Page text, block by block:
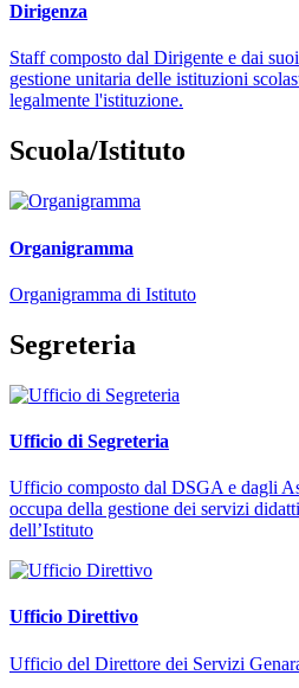
Dirigenza
Staff composto dal Dirigente e dai
gestione unitaria delle istituzioni
legalmente l'istituzione.
Scuola/Istituto
Organigramma
Organigramma di Istituto
Segreteria
Ufficio di Segreteria
Ufficio composto dal DSGA e dagli
occupa della gestione dei servizi
dell’Istituto
Ufficio Direttivo
Ufficio del Direttore dei Servizi